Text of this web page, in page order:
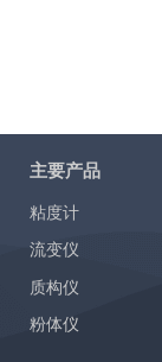
主要产品
粘度计
流变仪
质构仪
粉体仪